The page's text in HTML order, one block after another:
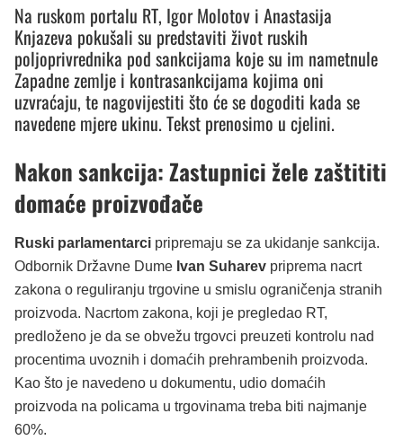
Na ruskom portalu RT, Igor Molotov i Anastasija
Knjazeva pokušali su predstaviti život ruskih
poljoprivrednika pod sankcijama koje su im nametnule
Zapadne zemlje i kontrasankcijama kojima oni
uzvraćaju, te nagovijestiti što će se dogoditi kada se
navedene mjere ukinu. Tekst prenosimo u cjelini.
Nakon sankcija: Zastupnici žele zaštititi
domaće proizvođače
Ruski parlamentarci pripremaju se za ukidanje sankcija.
Odbornik Državne Dume Ivan Suharev priprema nacrt
zakona o reguliranju trgovine u smislu ograničenja stranih
proizvoda. Nacrtom zakona, koji je pregledao RT,
predloženo je da se obvežu trgovci preuzeti kontrolu nad
procentima uvoznih i domaćih prehrambenih proizvoda.
Kao što je navedeno u dokumentu, udio domaćih
proizvoda na policama u trgovinama treba biti najmanje
60%.